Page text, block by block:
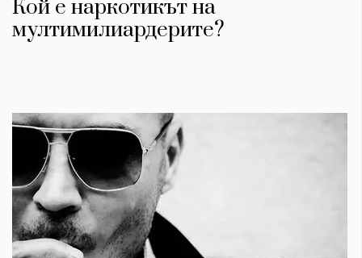
Кой е наркотикът на
мултимилиардерите?